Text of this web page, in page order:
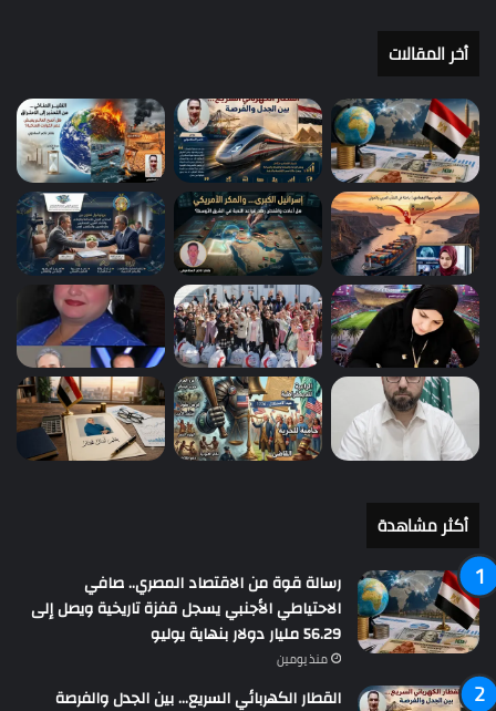
أخر المقالات
أكثر مشاهدة
رسالة قوة من الاقتصاد المصري.. صافي
الاحتياطي الأجنبي يسجل قفزة تاريخية ويصل إلى
56.29 مليار دولار بنهاية يوليو
منذ يومين
القطار الكهربائي السريع… بين الجدل والفرصة